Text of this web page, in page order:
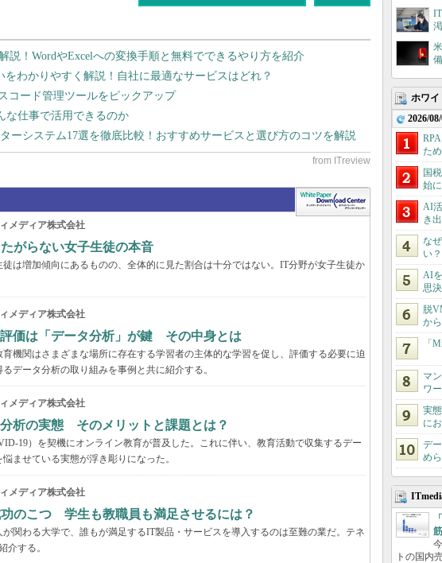
説！WordやExcelへの変換手順と無料でできるやり方を紹介
をわかりやすく解説！自社に最適なサービスはどれ？
コード管理ツールをピックアップ
な仕事で活用できるのか
ターシステム17選を徹底比較！おすすめサービスと選び方のコツを解説
メディア株式会社
がらない女子生徒の本音
は増加傾向にあるものの、全体的に見た割合は十分ではない。IT分野が女子生徒か
メディア株式会社
価は「データ分析」が鍵 その中身とは
機関はさまざまな場所に存在する学習者の主体的な学習を促し、評価する必要に迫
データ分析の取り組みを事例と共に紹介する。
メディア株式会社
析の実態 そのメリットと課題とは？
19）を契機にオンライン教育が普及した。これに伴い、教育活動で収集するデー
ませている実態が浮き彫りになった。
メディア株式会社
のこつ 学生も教職員も満足させるには？
関わる大学で、誰もが満足するIT製品・サービスを導入するのは至難の業だ。テネ
介する。
ホワイ
2026/
た
国
始
AI
き
な
い
AI
思
脱
か
「
マ
ワ
実
に
デ
め
トの国内